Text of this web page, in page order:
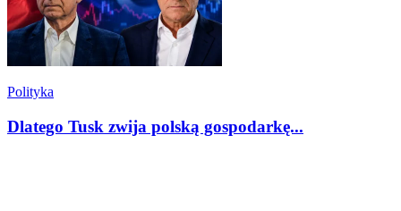
Polityka
Dlatego Tusk zwija polską gospodarkę...